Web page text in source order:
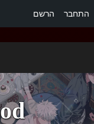
התחבר הרשם
content